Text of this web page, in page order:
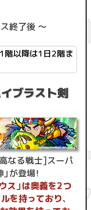
終了後 ～
階以降は1日2階ま
ブラスト剣
なる戦士]スーパ
が登場！
ス」は奥義を2つ
を持っており、